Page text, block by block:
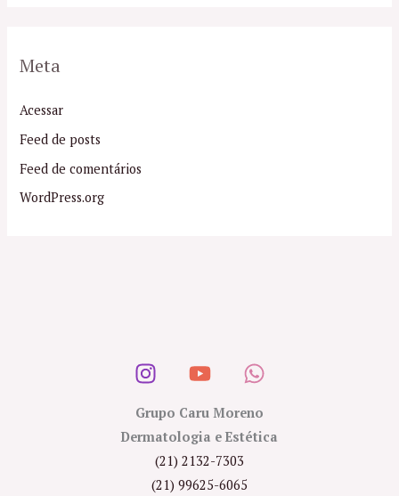
Meta
Acessar
Feed de posts
Feed de comentários
WordPress.org
Grupo Caru Moreno
Dermatologia e Estética
(21) 2132-7303
(21) 99625-6065